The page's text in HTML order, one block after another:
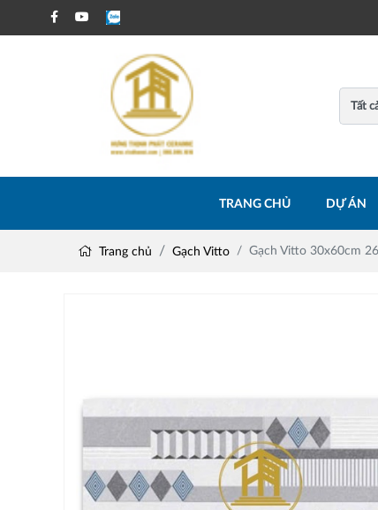
TRANG CHỦ DỰ ÁN
Trang chủ Gạch Vitto Gạch Vitto 30x60cm